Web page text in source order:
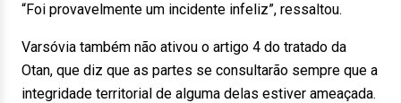
“Foi provavelmente um incidente infeliz”, ressaltou.
Varsóvia também não ativou o artigo 4 do tratado da
Otan, que diz que as partes se consultarão sempre que a
integridade territorial de alguma delas estiver ameaçada.